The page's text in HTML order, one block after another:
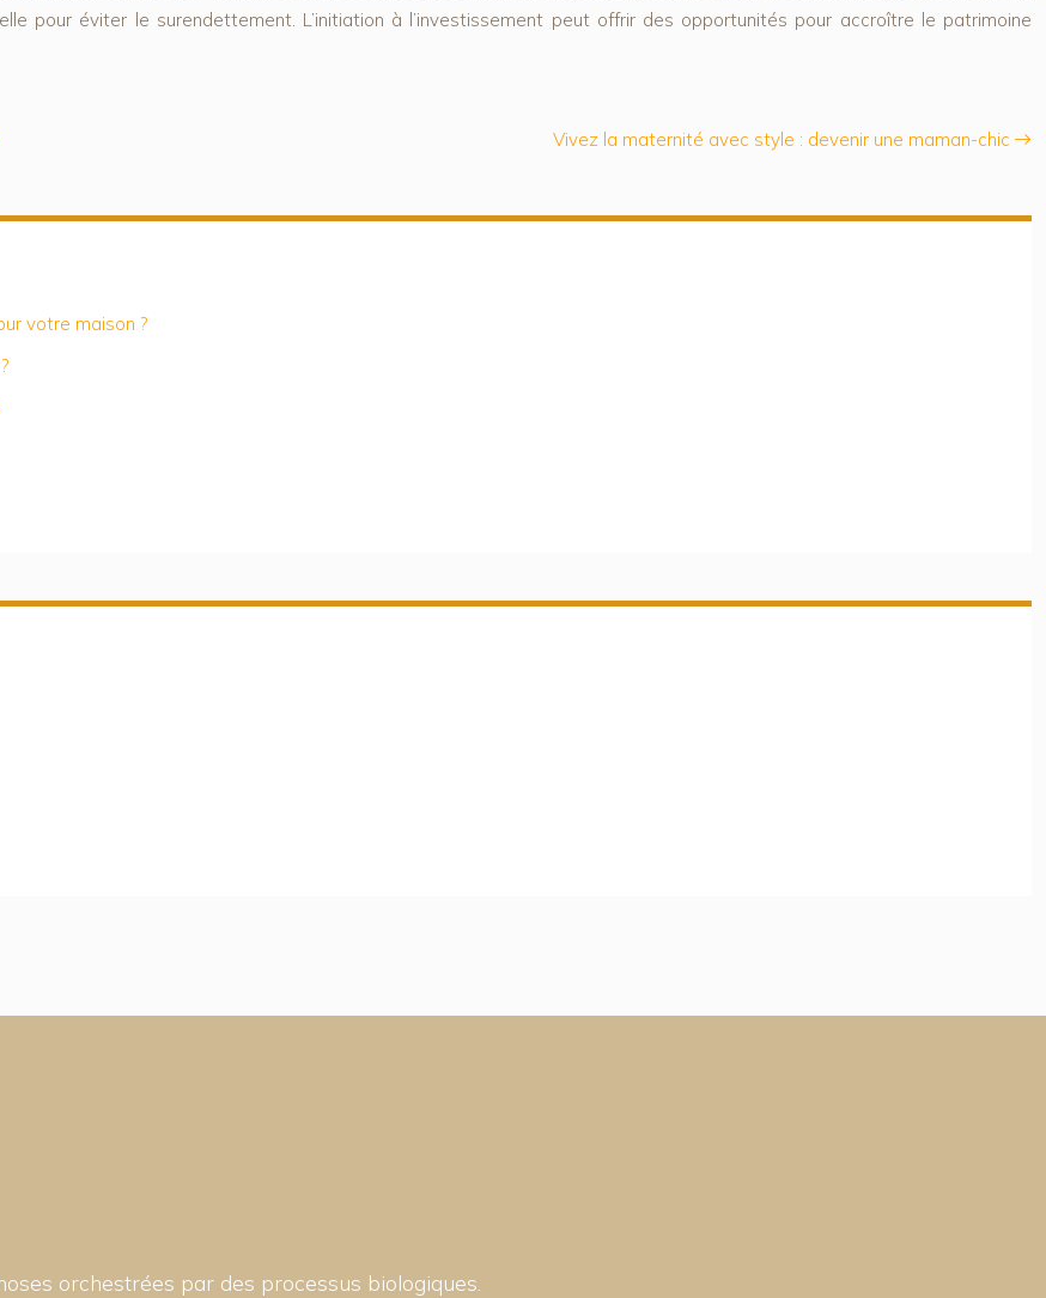
pour éviter le surendettement. L’initiation à l’investissement peut offrir des opportunités pour accroître le patrimoine
Vivez la maternité avec style : devenir une maman-chic
votre maison ?
orchestrées par des processus biologiques.